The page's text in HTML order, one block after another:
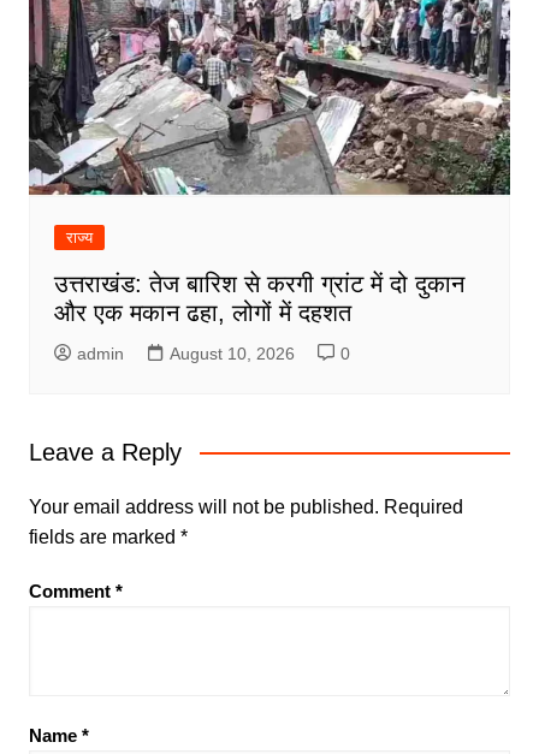
राज्य
उत्तराखंड: तेज बारिश से करगी ग्रांट में दो दुकान
और एक मकान ढहा, लोगों में दहशत
admin August 10, 2026 0
Leave a Reply
Your email address will not be published. Required
fields are marked *
Comment *
Name *